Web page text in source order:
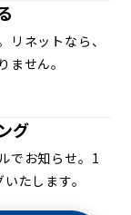
リネットなら、
せん。
グ
でお知らせ。1
たします。